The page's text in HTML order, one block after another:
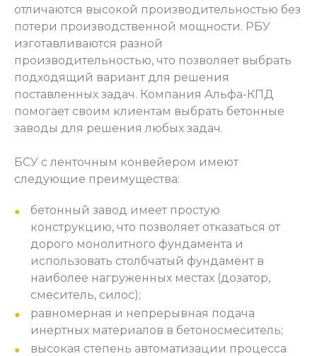
отличаются высокой производительностью без
потери производственной мощности. РБУ
изготавливаются разной
производительностью, что позволяет выбрать
подходящий вариант для решения
поставленных задач. Компания Альфа-КПД
помогает своим клиентам выбрать бетонные
заводы для решения любых задач.
БСУ с ленточным конвейером имеют
следующие преимущества:
бетонный завод имеет простую
конструкцию, что позволяет отказаться от
дорого монолитного фундамента и
использовать столбчатый фундамент в
наиболее нагруженных местах (дозатор,
смеситель, силос);
равномерная и непрерывная подача
инертных материалов в бетоносмеситель;
высокая степень автоматизации процесса